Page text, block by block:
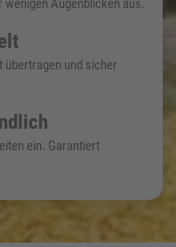
wenigen Augenblicken aus.
und sicher
ein. Garantiert